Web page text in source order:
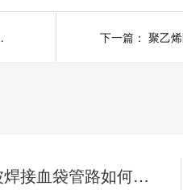
器械(二) 下一篇： 聚乙
灵高超声波焊接血袋管路如何满足医疗器械GMP认证要求？